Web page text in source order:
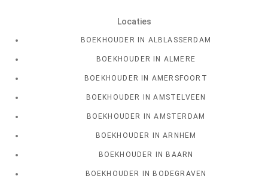
Locaties
BOEKHOUDER IN ALBLASSERDAM
BOEKHOUDER IN ALMERE
BOEKHOUDER IN AMERSFOORT
BOEKHOUDER IN AMSTELVEEN
BOEKHOUDER IN AMSTERDAM
BOEKHOUDER IN ARNHEM
BOEKHOUDER IN BAARN
BOEKHOUDER IN BODEGRAVEN